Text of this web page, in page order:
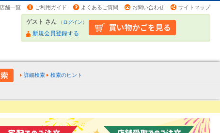
店舗一覧 ご利用ガイド よくあるご質問 お問い合わせ サイトマップ
ゲスト さん （ログイン）
新規会員登録する
詳細検索 検索のヒント